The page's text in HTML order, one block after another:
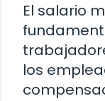
El salario
los